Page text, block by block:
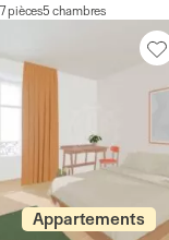
7 pièces5 chambres
Appartements